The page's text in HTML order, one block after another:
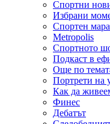
Спортни
Избрани
Спортен
Metropolis
Спортното
Подкаст в
Още по
Портрети на
Как да
Финес
Дебатът